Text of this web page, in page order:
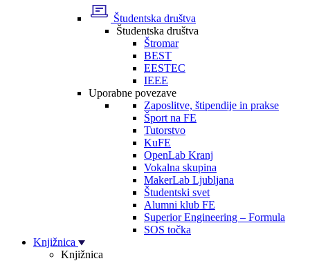
Študentska društva
Študentska društva
Štromar
BEST
EESTEC
IEEE
Uporabne povezave
Zaposlitve, štipendije in prakse
Šport na FE
Tutorstvo
KuFE
OpenLab Kranj
Vokalna skupina
MakerLab Ljubljana
Študentski svet
Alumni klub FE
Superior Engineering – Formula
SOS točka
Knjižnica
Knjižnica